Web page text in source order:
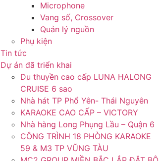
Microphone
Vang số, Crossover
Quản lý nguồn
Phụ kiện
Tin tức
Dự án đã triển khai
Du thuyền cao cấp LUNA HALONG
CRUISE 6 sao
Nhà hát TP Phổ Yên- Thái Nguyên
KARAOKE CAO CẤP – VICTORY
Nhà hàng Long Phụng Lầu – Quận 6
CÔNG TRÌNH 18 PHÒNG KARAOKE
59 & M3 TP VŨNG TÀU